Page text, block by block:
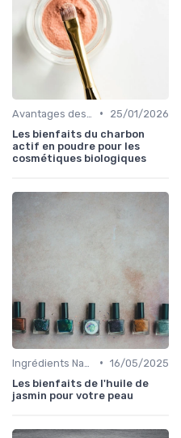
•
25/01/2026
Les bienfaits du charbon
actif en poudre pour les
cosmétiques biologiques
• 16/05/2025
Les bienfaits de l'huile de
jasmin pour votre peau